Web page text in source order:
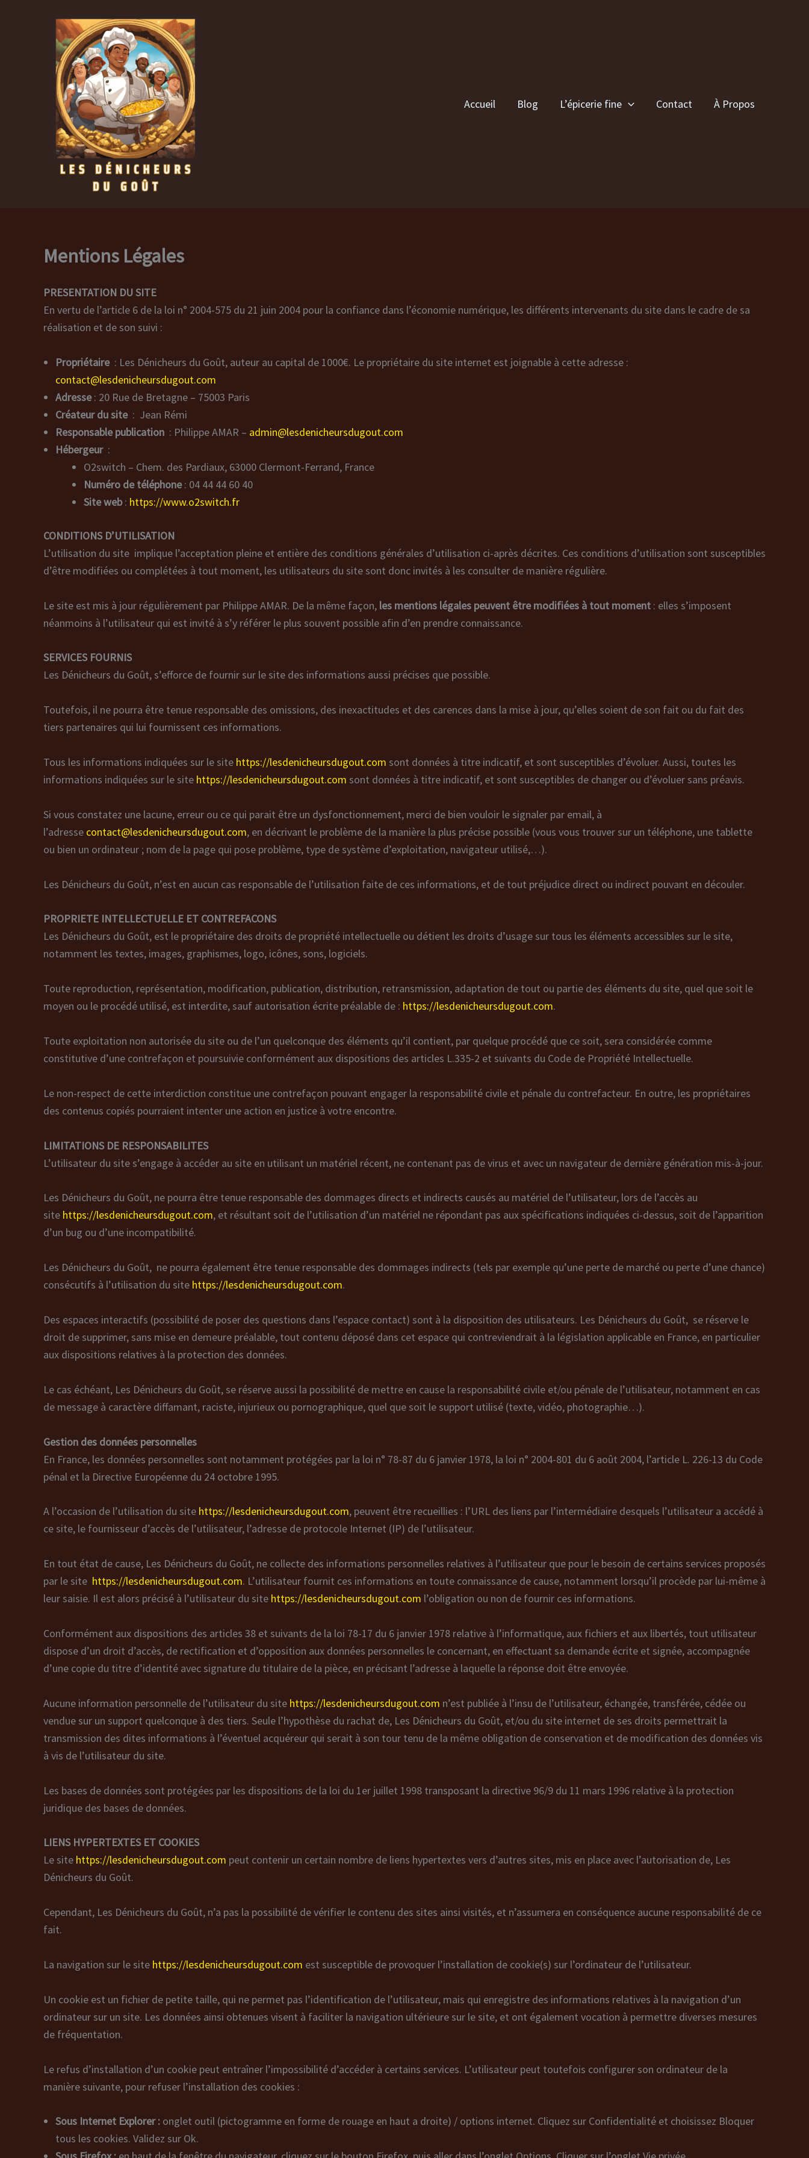
Accueil Blog L’épicerie fine Contact À Propos
Mentions Légales
PRESENTATION DU SITE
En vertu de l’article 6 de la loi n° 2004-575 du 21 juin 2004 pour la confiance dans l’économie numérique, les différents intervenants du site dans le cadre de sa
réalisation et de son suivi :
Propriétaire: Les Dénicheurs du Goût, auteur au capital de 1000€. Le propriétaire du site internet est joignable à cette adresse :
contact@lesdenicheursdugout.com
Adresse: 20 Rue de Bretagne – 75003 Paris
Créateur du site : Jean Rémi
Responsable publication : Philippe AMAR – admin@lesdenicheursdugout.com
Hébergeur:
O2switch – Chem. des Pardiaux, 63000 Clermont-Ferrand, France
Numéro de téléphone: 04 44 44 60 40
Site web: https://www.o2switch.fr
CONDITIONS D’UTILISATION
L’utilisation du site implique l’acceptation pleine et entière des conditions générales d’utilisation ci-après décrites. Ces conditions d’utilisation sont susceptibles
d’être modifiées ou complétées à tout moment, les utilisateurs du site sont donc invités à les consulter de manière régulière.
Le site est mis à jour régulièrement par Philippe AMAR. De la même façon, les mentions légales peuvent être modifiées à tout moment : elles s’imposent
néanmoins à l’utilisateur qui est invité à s’y référer le plus souvent possible afin d’en prendre connaissance.
SERVICES FOURNIS
Les Dénicheurs du Goût, s’efforce de fournir sur le site des informations aussi précises que possible.
Toutefois, il ne pourra être tenue responsable des omissions, des inexactitudes et des carences dans la mise à jour, qu’elles soient de son fait ou du fait des
tiers partenaires qui lui fournissent ces informations.
Tous les informations indiquées sur le site https://lesdenicheursdugout.com sont données à titre indicatif, et sont susceptibles d’évoluer. Aussi, toutes les
informations indiquées sur le site https://lesdenicheursdugout.com sont données à titre indicatif, et sont susceptibles de changer ou d’évoluer sans préavis.
Si vous constatez une lacune, erreur ou ce qui parait être un dysfonctionnement, merci de bien vouloir le signaler par email, à
l’adresse contact@lesdenicheursdugout.com, en décrivant le problème de la manière la plus précise possible (vous vous trouver sur un téléphone, une tablette
ou bien un ordinateur ; nom de la page qui pose problème, type de système d’exploitation, navigateur utilisé,…).
Les Dénicheurs du Goût, n’est en aucun cas responsable de l’utilisation faite de ces informations, et de tout préjudice direct ou indirect pouvant en découler.
PROPRIETE INTELLECTUELLE ET CONTREFACONS
Les Dénicheurs du Goût, est le propriétaire des droits de propriété intellectuelle ou détient les droits d’usage sur tous les éléments accessibles sur le site,
notamment les textes, images, graphismes, logo, icônes, sons, logiciels.
Toute reproduction, représentation, modification, publication, distribution, retransmission, adaptation de tout ou partie des éléments du site, quel que soit le
moyen ou le procédé utilisé, est interdite, sauf autorisation écrite préalable de : https://lesdenicheursdugout.com.
Toute exploitation non autorisée du site ou de l’un quelconque des éléments qu’il contient, par quelque procédé que ce soit, sera considérée comme
constitutive d’une contrefaçon et poursuivie conformément aux dispositions des articles L.335-2 et suivants du Code de Propriété Intellectuelle.
Le non-respect de cette interdiction constitue une contrefaçon pouvant engager la responsabilité civile et pénale du contrefacteur. En outre, les propriétaires
des contenus copiés pourraient intenter une action en justice à votre encontre.
LIMITATIONS DE RESPONSABILITES
L’utilisateur du site s’engage à accéder au site en utilisant un matériel récent, ne contenant pas de virus et avec un navigateur de dernière génération mis-à-jour.
Les Dénicheurs du Goût, ne pourra être tenue responsable des dommages directs et indirects causés au matériel de l’utilisateur, lors de l’accès au
site https://lesdenicheursdugout.com, et résultant soit de l’utilisation d’un matériel ne répondant pas aux spécifications indiquées ci-dessus, soit de l’apparition
d’un bug ou d’une incompatibilité.
Les Dénicheurs du Goût, ne pourra également être tenue responsable des dommages indirects (tels par exemple qu’une perte de marché ou perte d’une chance)
consécutifs à l’utilisation du site https://lesdenicheursdugout.com.
Des espaces interactifs (possibilité de poser des questions dans l’espace contact) sont à la disposition des utilisateurs. Les Dénicheurs du Goût, se réserve le
droit de supprimer, sans mise en demeure préalable, tout contenu déposé dans cet espace qui contreviendrait à la législation applicable en France, en particulier
aux dispositions relatives à la protection des données.
Le cas échéant, Les Dénicheurs du Goût, se réserve aussi la possibilité de mettre en cause la responsabilité civile et/ou pénale de l’utilisateur, notamment en cas
de message à caractère diffamant, raciste, injurieux ou pornographique, quel que soit le support utilisé (texte, vidéo, photographie…).
Gestion des données personnelles
En France, les données personnelles sont notamment protégées par la loi n° 78-87 du 6 janvier 1978, la loi n° 2004-801 du 6 août 2004, l’article L. 226-13 du Code
pénal et la Directive Européenne du 24 octobre 1995.
A l’occasion de l’utilisation du site https://lesdenicheursdugout.com, peuvent être recueillies : l’URL des liens par l’intermédiaire desquels l’utilisateur a accédé à
ce site, le fournisseur d’accès de l’utilisateur, l’adresse de protocole Internet (IP) de l’utilisateur.
En tout état de cause, Les Dénicheurs du Goût, ne collecte des informations personnelles relatives à l’utilisateur que pour le besoin de certains services proposés
par le site https://lesdenicheursdugout.com. L’utilisateur fournit ces informations en toute connaissance de cause, notamment lorsqu’il procède par lui-même à
leur saisie. Il est alors précisé à l’utilisateur du site https://lesdenicheursdugout.com l’obligation ou non de fournir ces informations.
Conformément aux dispositions des articles 38 et suivants de la loi 78-17 du 6 janvier 1978 relative à l’informatique, aux fichiers et aux libertés, tout utilisateur
dispose d’un droit d’accès, de rectification et d’opposition aux données personnelles le concernant, en effectuant sa demande écrite et signée, accompagnée
d’une copie du titre d’identité avec signature du titulaire de la pièce, en précisant l’adresse à laquelle la réponse doit être envoyée.
Aucune information personnelle de l’utilisateur du site https://lesdenicheursdugout.com n’est publiée à l’insu de l’utilisateur, échangée, transférée, cédée ou
vendue sur un support quelconque à des tiers. Seule l’hypothèse du rachat de, Les Dénicheurs du Goût, et/ou du site internet de ses droits permettrait la
transmission des dites informations à l’éventuel acquéreur qui serait à son tour tenu de la même obligation de conservation et de modification des données vis
à vis de l’utilisateur du site.
Les bases de données sont protégées par les dispositions de la loi du 1er juillet 1998 transposant la directive 96/9 du 11 mars 1996 relative à la protection
juridique des bases de données.
LIENS HYPERTEXTES ET COOKIES
Le site https://lesdenicheursdugout.com peut contenir un certain nombre de liens hypertextes vers d’autres sites, mis en place avec l’autorisation de, Les
Dénicheurs du Goût.
Cependant, Les Dénicheurs du Goût, n’a pas la possibilité de vérifier le contenu des sites ainsi visités, et n’assumera en conséquence aucune responsabilité de ce
fait.
La navigation sur le site https://lesdenicheursdugout.com est susceptible de provoquer l’installation de cookie(s) sur l’ordinateur de l’utilisateur.
Un cookie est un fichier de petite taille, qui ne permet pas l’identification de l’utilisateur, mais qui enregistre des informations relatives à la navigation d’un
ordinateur sur un site. Les données ainsi obtenues visent à faciliter la navigation ultérieure sur le site, et ont également vocation à permettre diverses mesures
de fréquentation.
Le refus d’installation d’un cookie peut entraîner l’impossibilité d’accéder à certains services. L’utilisateur peut toutefois configurer son ordinateur de la
manière suivante, pour refuser l’installation des cookies :
Sous Internet Explorer : onglet outil (pictogramme en forme de rouage en haut a droite) / options internet. Cliquez sur Confidentialité et choisissez Bloquer
tous les cookies. Validez sur Ok.